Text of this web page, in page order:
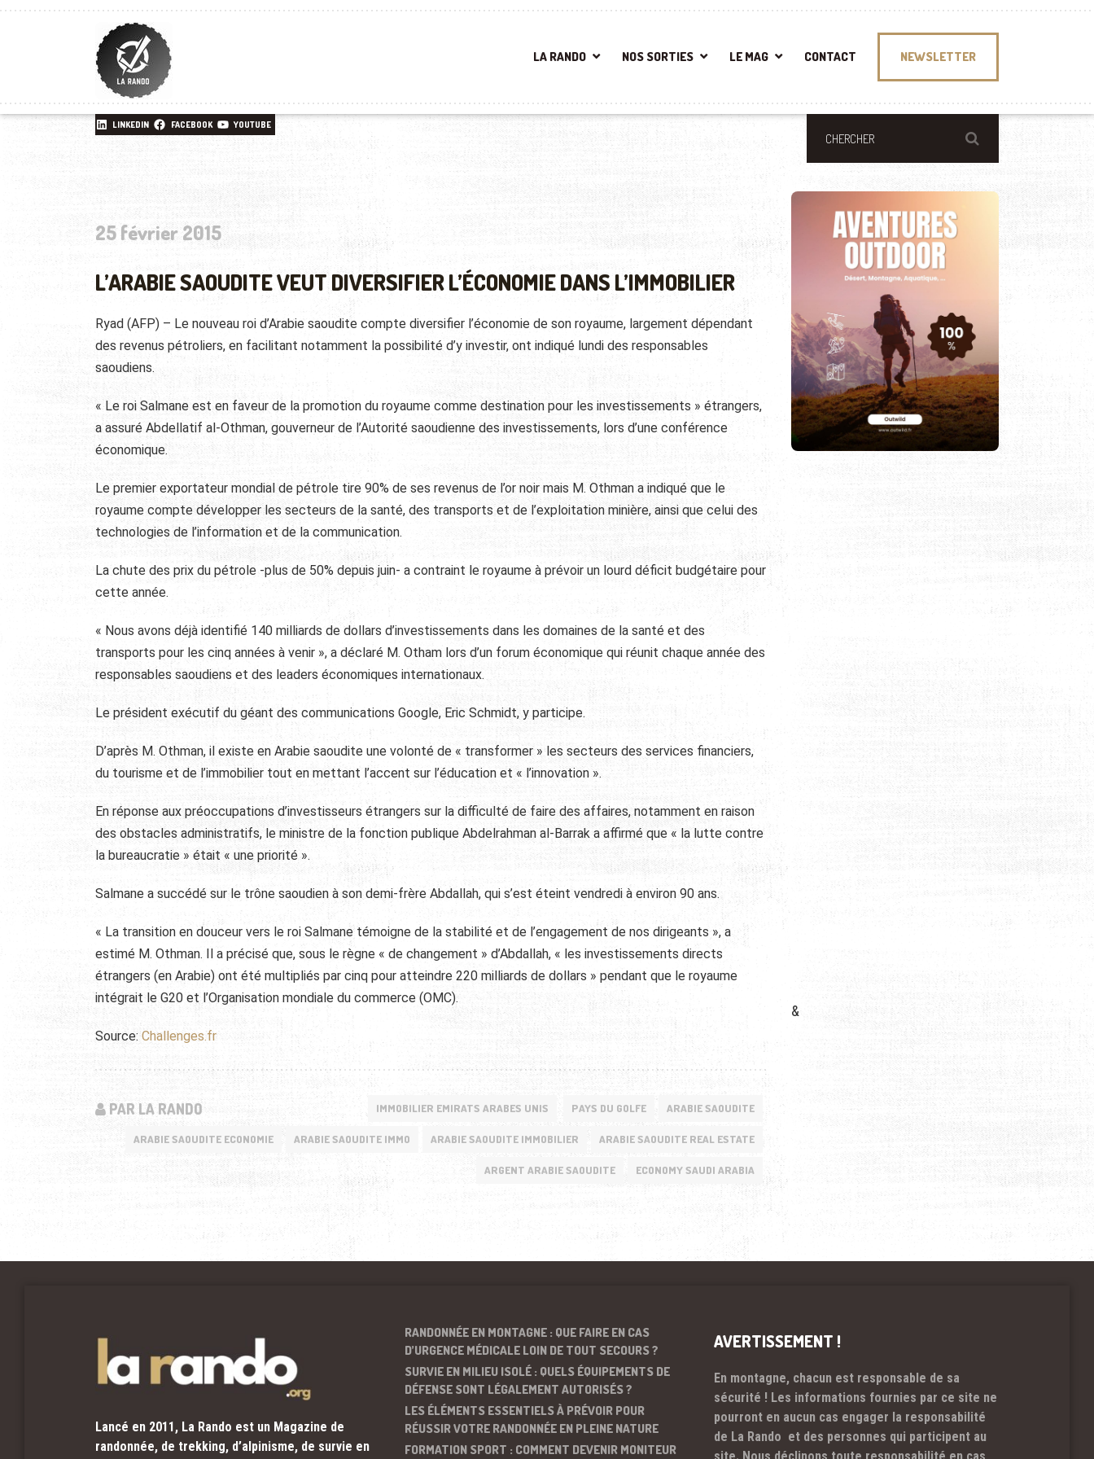
LA RANDO NOS SORTIES LE MAG CONTACT NEWSLETTER
LINKEDIN FACEBOOK YOUTUBE
25 février 2015
L’ARABIE SAOUDITE VEUT DIVERSIFIER L’ÉCONOMIE DANS L’IMMOBILIER
Ryad (AFP) – Le nouveau roi d’Arabie saoudite compte diversifier l’économie de son royaume, largement dépendant
des revenus pétroliers, en facilitant notamment la possibilité d’y investir, ont indiqué lundi des responsables
saoudiens.
« Le roi Salmane est en faveur de la promotion du royaume comme destination pour les investissements » étrangers,
a assuré Abdellatif al-Othman, gouverneur de l’Autorité saoudienne des investissements, lors d’une conférence
économique.
Le premier exportateur mondial de pétrole tire 90% de ses revenus de l’or noir mais M. Othman a indiqué que le
royaume compte développer les secteurs de la santé, des transports et de l’exploitation minière, ainsi que celui des
technologies de l’information et de la communication.
La chute des prix du pétrole -plus de 50% depuis juin- a contraint le royaume à prévoir un lourd déficit budgétaire pour
cette année.
« Nous avons déjà identifié 140 milliards de dollars d’investissements dans les domaines de la santé et des
transports pour les cinq années à venir », a déclaré M. Otham lors d’un forum économique qui réunit chaque année des
responsables saoudiens et des leaders économiques internationaux.
Le président exécutif du géant des communications Google, Eric Schmidt, y participe.
D’après M. Othman, il existe en Arabie saoudite une volonté de « transformer » les secteurs des services financiers,
du tourisme et de l’immobilier tout en mettant l’accent sur l’éducation et « l’innovation ».
En réponse aux préoccupations d’investisseurs étrangers sur la difficulté de faire des affaires, notamment en raison
des obstacles administratifs, le ministre de la fonction publique Abdelrahman al-Barrak a affirmé que « la lutte contre
la bureaucratie » était « une priorité ».
Salmane a succédé sur le trône saoudien à son demi-frère Abdallah, qui s’est éteint vendredi à environ 90 ans.
« La transition en douceur vers le roi Salmane témoigne de la stabilité et de l’engagement de nos dirigeants », a
estimé M. Othman. Il a précisé que, sous le règne « de changement » d’Abdallah, « les investissements directs
étrangers (en Arabie) ont été multipliés par cinq pour atteindre 220 milliards de dollars » pendant que le royaume
intégrait le G20 et l’Organisation mondiale du commerce (OMC).
Source: Challenges.fr
PAR LA RANDO IMMOBILIER EMIRATS ARABES UNIS PAYS DU GOLFE ARABIE SAOUDITE
ARABIE SAOUDITE ECONOMIE ARABIE SAOUDITE IMMO ARABIE SAOUDITE IMMOBILIER ARABIE SAOUDITE REAL ESTATE
ARGENT ARABIE SAOUDITE ECONOMY SAUDI ARABIA
&
Lancé en 2011, La Rando est un Magazine de
randonnée, de trekking, d’alpinisme, de survie en
RANDONNÉE EN MONTAGNE : QUE FAIRE EN CAS
D’URGENCE MÉDICALE LOIN DE TOUT SECOURS ?
SURVIE EN MILIEU ISOLÉ : QUELS ÉQUIPEMENTS DE
DÉFENSE SONT LÉGALEMENT AUTORISÉS ?
LES ÉLÉMENTS ESSENTIELS À PRÉVOIR POUR
RÉUSSIR VOTRE RANDONNÉE EN PLEINE NATURE
FORMATION SPORT : COMMENT DEVENIR MONITEUR
AVERTISSEMENT !
En montagne, chacun est responsable de sa
sécurité ! Les informations fournies par ce site ne
pourront en aucun cas engager la responsabilité
de La Rando et des personnes qui participent au